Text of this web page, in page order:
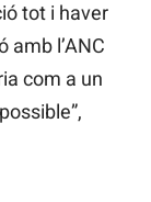
tot i haver
amb l’ANC
com a un